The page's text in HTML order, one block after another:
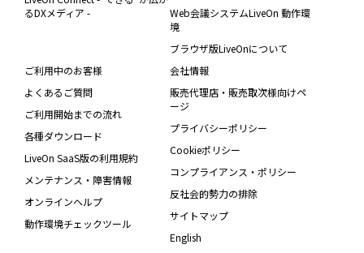
るDXメディア -
Web会議システムLiveOn 動作環
境
ブラウザ版LiveOnについて
ご利用中のお客様
よくあるご質問
ご利用開始までの流れ
各種ダウンロード
LiveOn SaaS版の利用規約
メンテナンス・障害情報
オンラインヘルプ
動作環境チェックツール
会社情報
販売代理店・販売取次様向けペ
ージ
プライバシーポリシー
Cookieポリシー
コンプライアンス・ポリシー
反社会的勢力の排除
サイトマップ
English